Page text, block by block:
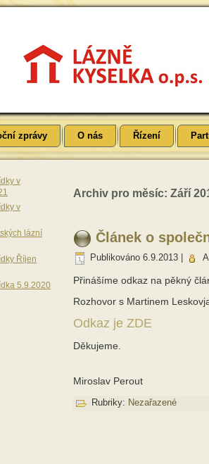
zprávy O nás Řízení
v
v
lázní
Říjen
5.9.2020
Archiv pro měsíc: Září
Článek o
Publikováno 6.9.2013
Přinášíme odkaz na pěkný
Rozhovor s Martinem
Odkaz je ZDE
Děkujeme.
Miroslav Perout
Rubriky: Nezařazené